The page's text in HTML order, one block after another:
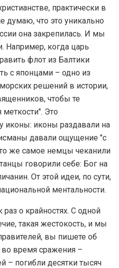
практически в
думаю, что это уникально
она закрепилась. И мы
Например, когда царь
флот из Балтики
с японцами – одно из
решений в истории,
чтобы те
Это
иконы: иконы раздавали на
давали ощущение "с
же самое немцы чеканили
говорили себе: Бог на
От этой идеи, по сути,
ментальности.
раз о крайностях. С одной
такая жестокость, и мы
вы пишете об
во время сражения –
– погибли десятки тысяч